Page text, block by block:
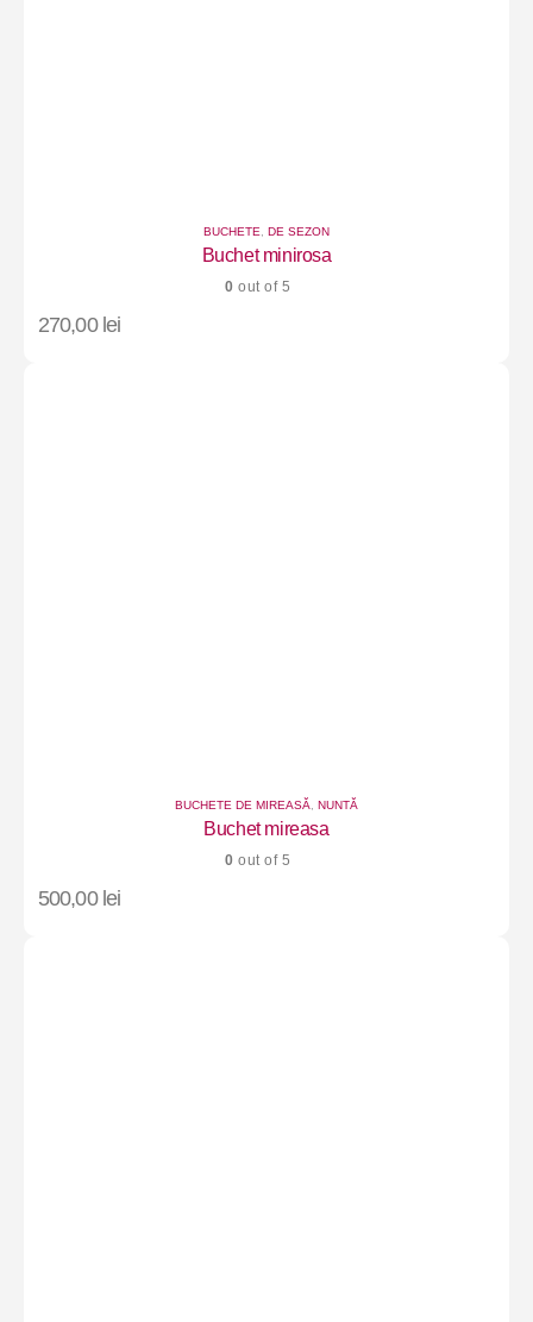
BUCHETE, DE SEZON
Buchet minirosa
0 out of 5
270,00 lei
BUCHETE DE MIREASĂ, NUNTĂ
Buchet mireasa
0 out of 5
500,00 lei